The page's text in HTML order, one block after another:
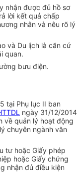
nhận được đủ hồ sơ
lời kết quả chấp
nhân và nêu rõ lý
và Du lịch là căn cứ
quan.
bưu điện.
tại Phụ lục II ban
ngày 31/12/2014
về quản lý hoạt động
chuyên ngành văn
tư hoặc Giấy phép
hoặc Giấy chứng
nhận đủ điều kiện